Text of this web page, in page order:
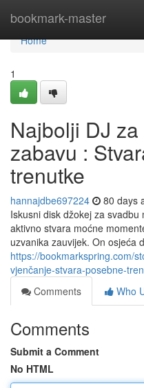
bookmark-master
Home
Home
1
Najbolji DJ
zabavu :
trenutke
hannajdbe697224 80 days
Iskusni disk džokej za
aktivno stvara moćne
uzvanika zauvijek. On osjeća
https://bookmarkspring.com/
vjenčanje-stvara-posebne-
Comments
Who
Comments
Submit a Comment
No HTML